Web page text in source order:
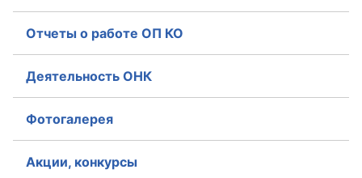
Отчеты о работе ОП КО
Деятельность ОНК
Фотогалерея
Акции, конкурсы